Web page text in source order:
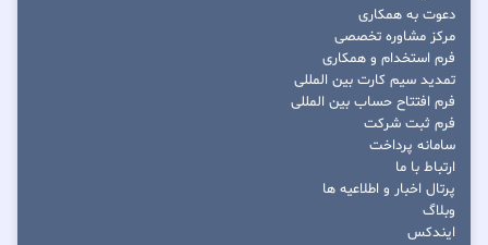
دعوت به همکاری
مرکز مشاوره تخصصی
فرم استخدام و همکاری
تمدید سیم کارت بین المللی
فرم افتتاح حساب بین المللی
فرم ثبت شرکت
سامانه پرداخت
ارتباط با ما
پرتال اخبار و اطلاعیه ها
وبلاگ
ایندکس